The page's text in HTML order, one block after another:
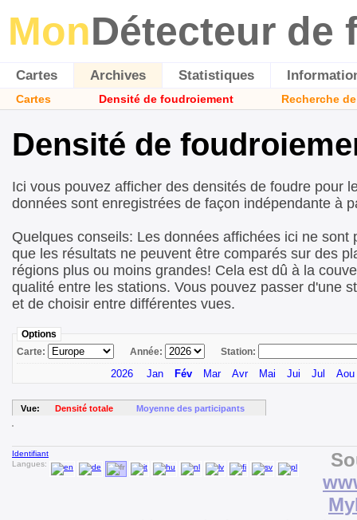
MonDétecteur de
Cartes Archives Statistiques
Cartes Densité de foudroiement Recherche
Densité de
Ici vous pouvez afficher des densités de foudre pour
données sont enregistrées de façon indépendante à
Quelques conseils: Les données affichées ici ne sont
que les résultats ne peuvent être comparés sur des
régions plus ou moins grandes! Cela est dû à la
qualité entre les stations. Vous pouvez passer d'une
et de choisir entre différentes vues.
Options
Carte:
Année: Station:
2026 Jan Fév Mar Avr Mai Jui Jul Aou
Vue: Densité totale Moyenne des participants
Identifiant
Langues: